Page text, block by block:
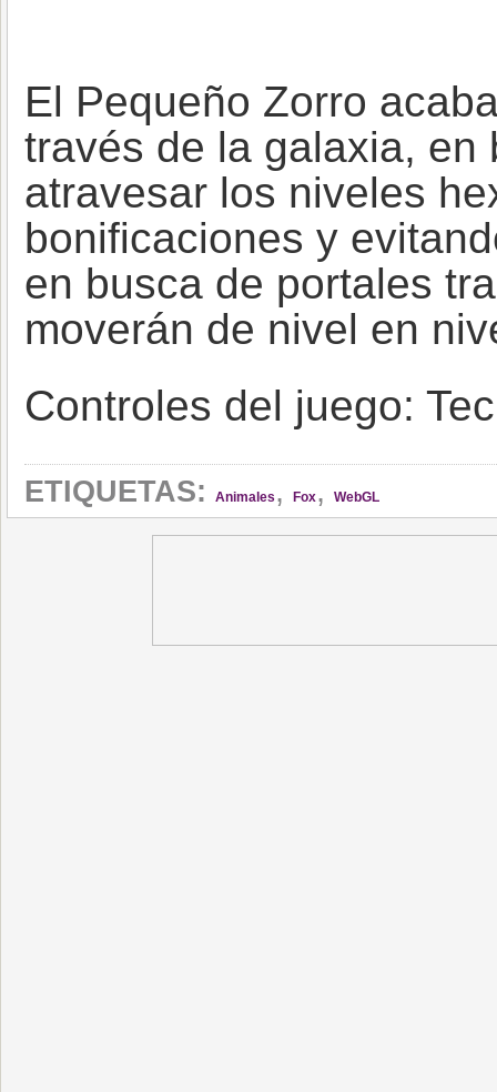
El Pequeño Zorro
través de la galaxia, en
atravesar los niveles
bonificaciones y
en busca de portales
moverán de nivel en
Controles del juego:
ETIQUETAS: Animales , Fox, WebGL